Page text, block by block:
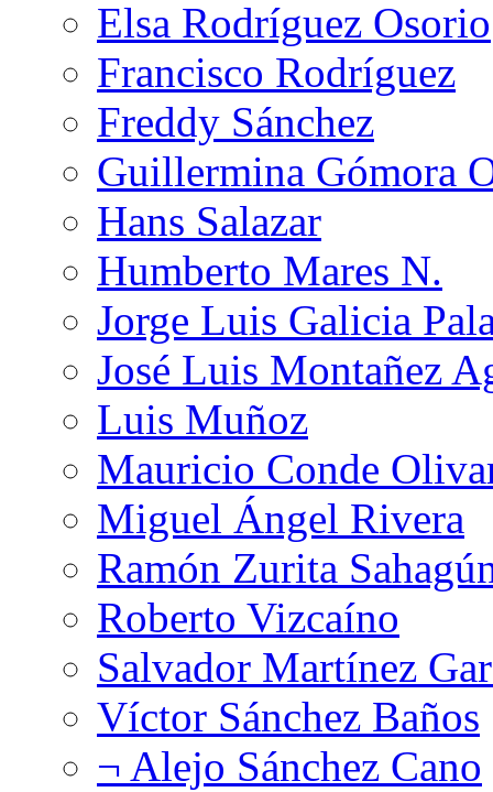
Elsa Rodríguez Osorio
Francisco Rodríguez
Freddy Sánchez
Guillermina Gómora
Hans Salazar
Humberto Mares N.
Jorge Luis Galicia
José Luis Montañez
Luis Muñoz
Mauricio Conde
Miguel Ángel Rivera
Ramón Zurita
Roberto Vizcaíno
Salvador Martínez
Víctor Sánchez Baños
¬ Alejo Sánchez Cano